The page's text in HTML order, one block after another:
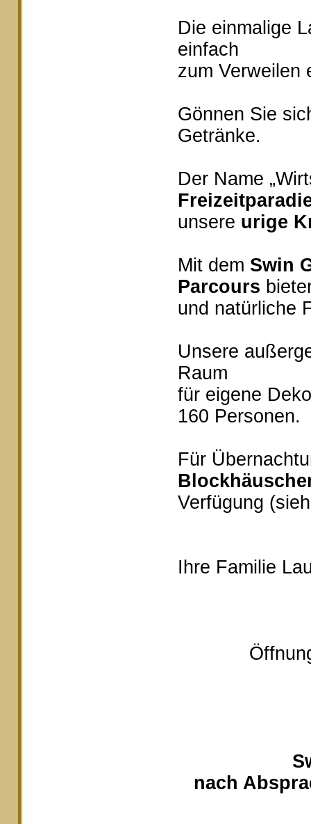
Die einmalige
einfach
zum Verweilen
Gönnen Sie
Getränke.
Der Name
unsere urige
Mit dem Swin
Parcours
und natürliche
Unsere
Raum
für eigene
160 Personen.
Für
Verfügung
Ihre Familie
nach